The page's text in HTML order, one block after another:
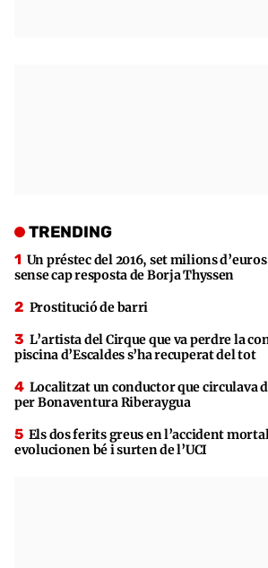
TRENDING
Un préstec del 2016, set milions
sense cap resposta de Borja Thyssen
Prostitució de barri
L’artista del Cirque que va perdre la
piscina d’Escaldes s’ha recuperat del tot
Localitzat un conductor que circulava
per Bonaventura Riberaygua
Els dos ferits greus en l’accident
evolucionen bé i surten de l’UCI